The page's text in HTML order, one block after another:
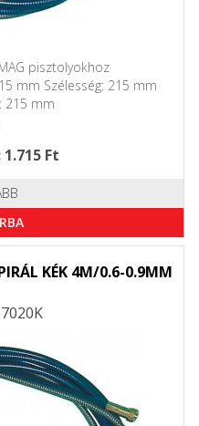
pisztolyokhoz
mm Szélesség: 215 mm
215 mm
Ft
KÉK 4M/0.6-0.9MM